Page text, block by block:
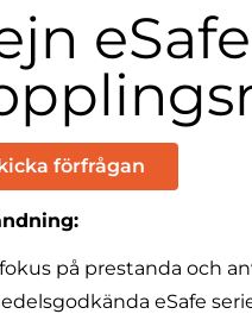
eSafe
förfrågan
på prestanda och
eSafe